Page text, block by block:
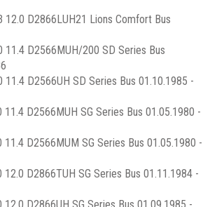
12.0 D2866LUH21 Lions Comfort Bus
11.4 D2566MUH/200 SD Series Bus
D2566UH SD Series Bus 01.10.1985 -
D2566MUH SG Series Bus 01.05.1980 -
D2566MUM SG Series Bus 01.05.1980 -
D2866TUH SG Series Bus 01.11.1984 -
D2866UH SG Series Bus 01.09.1985 -